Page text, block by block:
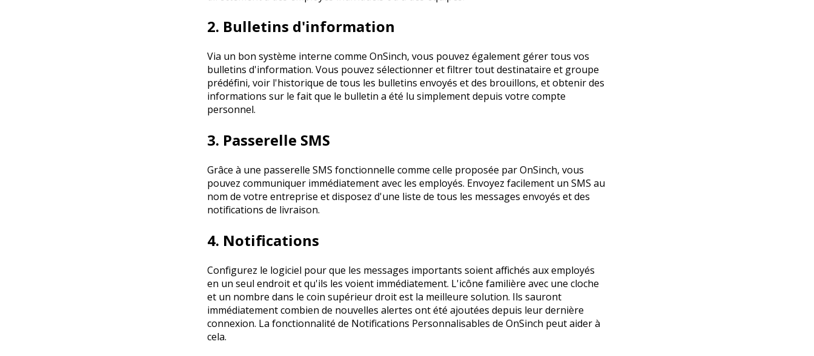
2. Bulletins d'information
Via un bon système interne comme OnSinch, vous pouvez également gérer tous vos
bulletins d'information. Vous pouvez sélectionner et filtrer tout destinataire et groupe
prédéfini, voir l'historique de tous les bulletins envoyés et des brouillons, et obtenir des
informations sur le fait que le bulletin a été lu simplement depuis votre compte
personnel.
3. Passerelle SMS
Grâce à une passerelle SMS fonctionnelle comme celle proposée par OnSinch, vous
pouvez communiquer immédiatement avec les employés. Envoyez facilement un SMS au
nom de votre entreprise et disposez d'une liste de tous les messages envoyés et des
notifications de livraison.
4. Notifications
Configurez le logiciel pour que les messages importants soient affichés aux employés
en un seul endroit et qu'ils les voient immédiatement. L'icône familière avec une cloche
et un nombre dans le coin supérieur droit est la meilleure solution. Ils sauront
immédiatement combien de nouvelles alertes ont été ajoutées depuis leur dernière
connexion. La fonctionnalité de Notifications Personnalisables de OnSinch peut aider à
cela.